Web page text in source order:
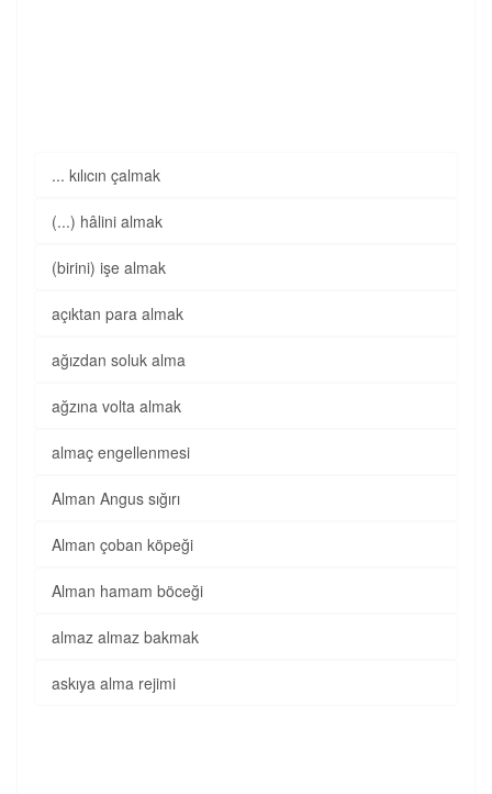
... kılıcın çalmak
(...) hâlini almak
(birini) işe almak
açıktan para almak
ağızdan soluk alma
ağzına volta almak
almaç engellenmesi
Alman Angus sığırı
Alman çoban köpeği
Alman hamam böceği
almaz almaz bakmak
askıya alma rejimi